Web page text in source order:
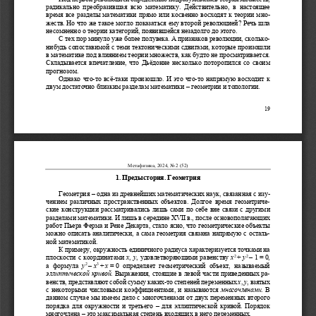
19
радикально преобразившая всю математику. Действительно, в настоящее
время все разделы математики прямо или косвенно восходят к теории мно-
жеств . Но что же такое могло показаться ему второй революцией? Речь шла
несомненно о теории категорий, появившейся незадолго до этого.
Стех пор минуло уже более полувека . А признаков революции, сколько-
нибудь сопоставимой с теми тектоническими сдвигами, которые произошли
в математике под влиянием теории множеств, как будто не просматривается.
Складывается впечатление, что Дьёдонне несколько поторопился со своим
прогнозом.
Однако что-то всё-таки произошло И это что-то напрямую восходит к
двум достаточно близким разделам математики – геометрии и топологии.
Метафизика , 2024, No 2 (52)
1. Предыстория . Геометрия
Геометрия – одна из древнейших математических наук связанная с изу-
чением различных пространственных объектов. Долгое время геометриче-
ские конструкции рассматривались лишь сами по себе вне связи с другими
разделами математики. И лишь в середине XVII в ., после основополагающих
работ Пьера Ферма и Рене Декарта стало ясно , что геометрические объекты
можно описать аналитически, а сама геометрия связана напрямую с осталь-
ной математикой.
Кпримеру , окружность единичного радиуса характеризуется точками на
плоскости с координатами x, y, удовлетворяющими равенству x2 + y2 – 1 = 0,
а формула y2 – x3 + x = 0 определяет геометрический объект,
называемый
эллиптической кривой. Выражения, стоящие в левой части приведенных ра-
венств , представляютсобойсуммукаких-то степенейпеременныхx, y, взятых
с некоторыми числовыми коэффициентами, и называются многочленами. В
данном случае мы имеем дело с многочленами от двух переменных второго
порядка для окружности и третьего
  –
для эллиптической кривой. Порядок
многочлена – это максимальная степень входящих в него переменных.